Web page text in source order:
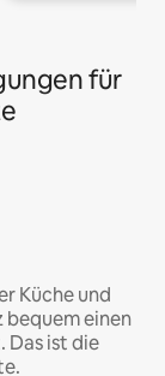
für
Küche und
einen
Das ist die